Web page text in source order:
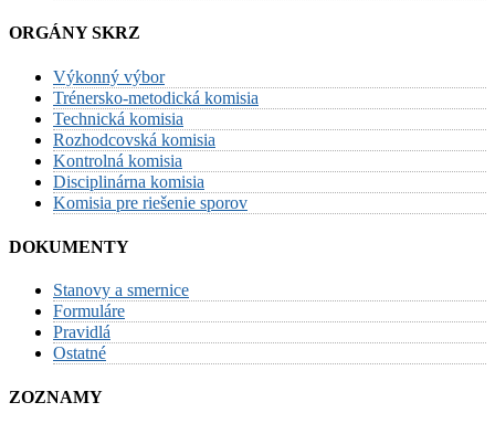
ORGÁNY SKRZ
Výkonný výbor
Trénersko-metodická komisia
Technická komisia
Rozhodcovská komisia
Kontrolná komisia
Disciplinárna komisia
Komisia pre riešenie sporov
DOKUMENTY
Stanovy a smernice
Formuláre
Pravidlá
Ostatné
ZOZNAMY